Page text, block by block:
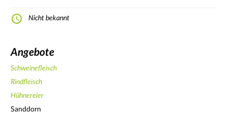
Nicht bekannt
Angebote
Schweinefleisch
Rindfleisch
Hühnereier
Sanddorn